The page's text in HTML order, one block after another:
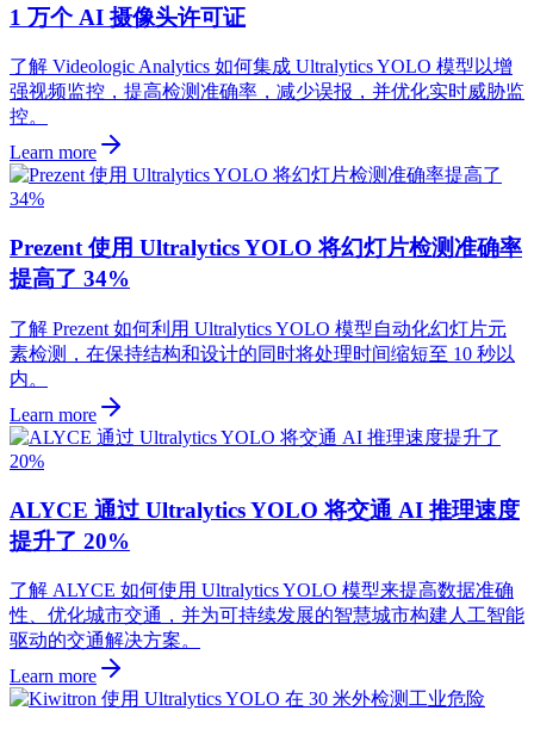
1 万个 AI 摄像头许可证
了解 Videologic Analytics 如何集成 Ultralytics YOLO 模型以增
强视频监控，提高检测准确率，减少误报，并优化实时威胁监
控。
Learn more
Prezent 使用 Ultralytics YOLO 将幻灯片检测准确率
提高了 34%
了解 Prezent 如何利用 Ultralytics YOLO 模型自动化幻灯片元
素检测，在保持结构和设计的同时将处理时间缩短至 10 秒以
内。
Learn more
ALYCE 通过 Ultralytics YOLO 将交通 AI 推理速度
提升了 20%
了解 ALYCE 如何使用 Ultralytics YOLO 模型来提高数据准确
性、优化城市交通，并为可持续发展的智慧城市构建人工智能
驱动的交通解决方案。
Learn more